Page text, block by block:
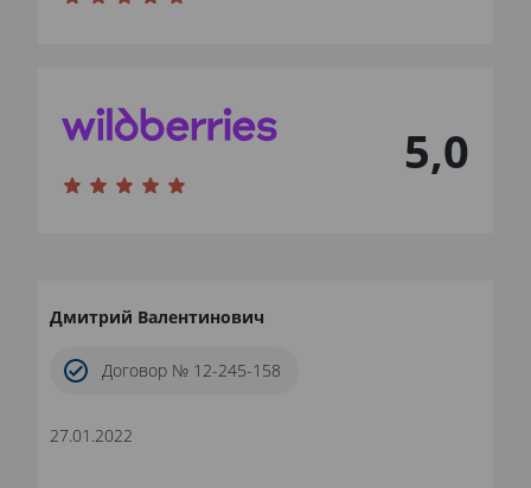
5,0
Дмитрий Валентинович
Договор № 12-245-158
27.01.2022